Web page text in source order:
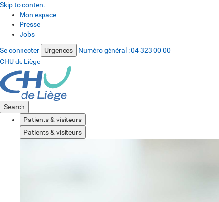
Skip to content
Mon espace
Presse
Jobs
Se connecter Urgences Numéro général :04 323 00 00
CHU de Liège
Search
Patients & visiteurs
Patients & visiteurs